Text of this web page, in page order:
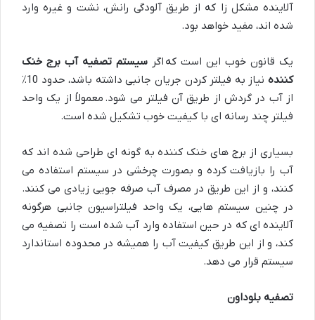
آلاینده مشکل زا که از طریق آلودگی رانش، نشت و غیره وارد
شده اند، مفید خواهد بود.
یک قانون خوب این است که اگرسیستم تصفیه آب برج خنک
کننده
نیاز به فیلتر کردن جریان جانبی داشته باشد، حدود 10٪
از آب در گردش از طریق آن فیلتر می شود. معمولاً از یک واحد
فیلتر چند رسانه ای با کیفیت خوب تشکیل شده است.
بسیاری از برج های خنک کننده به گونه ای طراحی شده اند که
آب را بازیافت کرده و بصورت چرخشی در سیستم استفاده می
کنند، و از این طریق در مصرف آب صرفه جویی زیادی می کنند.
در چنین سیستم هایی، یک واحد فیلتراسیون جانبی هرگونه
آلاینده ای که در حین استفاده وارد آب شده است را تصفیه می
کند، و از این طریق کیفیت آب را همیشه در محدوده استاندارد
سیستم قرار می دهد.
تصفیه بلوداون